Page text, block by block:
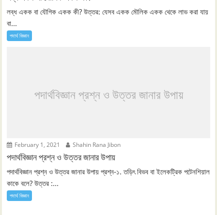
লব্ধ একক বা যৌগিক একক কী? উত্তর: যেসব একক মৌলিক একক থেকে লাভ করা যায়
বা...
পদার্থ বিজ্ঞান
পদার্থবিজ্ঞান প্রশ্ন ও উত্তর জানার উপায়
February 1, 2021 Shahin Rana Jibon
পদার্থবিজ্ঞান প্রশ্ন ও উত্তর জানার উপায়
পদার্থবিজ্ঞান প্রশ্ন ও উত্তর জানার উপায় প্রশ্ন-১. তড়িৎ বিভব বা ইলেকট্রিক পটেনশিয়াল
কাকে বলে? উত্তর :...
পদার্থ বিজ্ঞান